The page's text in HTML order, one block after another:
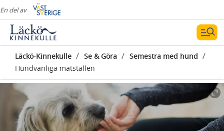
En del av
Läckö-Kinnekulle / Se & Göra / Semestra med hund /
Hundvänliga matställen